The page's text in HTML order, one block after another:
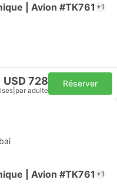
| Avion #TK761 +1
USD 728
par adulte
Réserver
| Avion #TK761 +1